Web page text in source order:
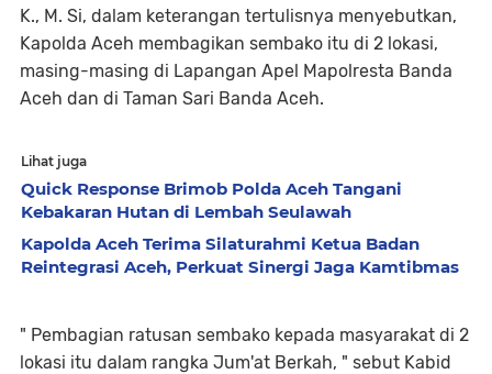
K., M. Si, dalam keterangan tertulisnya menyebutkan,
Kapolda Aceh membagikan sembako itu di 2 lokasi,
masing-masing di Lapangan Apel Mapolresta Banda
Aceh dan di Taman Sari Banda Aceh.
Lihat juga
Quick Response Brimob Polda Aceh Tangani
Kebakaran Hutan di Lembah Seulawah
Kapolda Aceh Terima Silaturahmi Ketua Badan
Reintegrasi Aceh, Perkuat Sinergi Jaga Kamtibmas
" Pembagian ratusan sembako kepada masyarakat di 2
lokasi itu dalam rangka Jum'at Berkah, " sebut Kabid